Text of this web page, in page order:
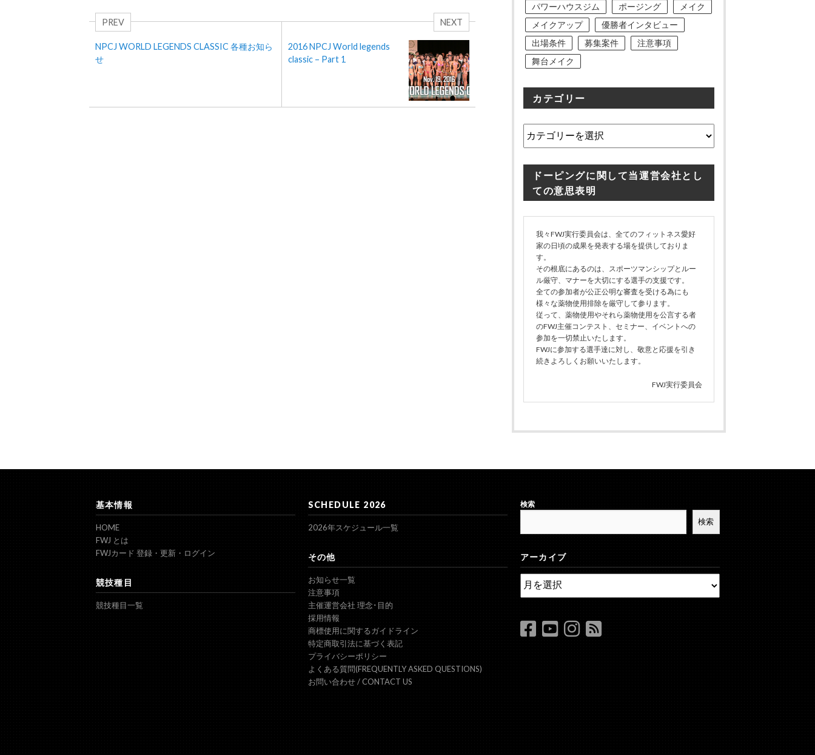
PREV
NPCJ WORLD LEGENDS CLASSIC 各種お知ら
せ
NEXT
2016 NPCJ World legends
classic – Part 1
パワーハウスジム
ポージング
メイク
メイクアップ
優勝者インタビュー
出場条件
募集案件
注意事項
舞台メイク
カテゴリー
テ
リ
ドーピングに関して当運営会社とし
ての意思表明
我々FWJ実行委員会は、全てのフィットネス愛好
家の日頃の成果を発表する場を提供しておりま
す。
その根底にあるのは、スポーツマンシップとルー
ル厳守、マナーを大切にする選手の支援です。
全ての参加者が公正公明な審査を受ける為にも
様々な薬物使用排除を厳守して参ります。
従って、薬物使用やそれら薬物使用を公言する者
のFWJ主催コンテスト、セミナー、イベントへの
参加を一切禁止いたします。
FWJに参加する選手達に対し、敬意と応援を引き
続きよろしくお願いいたします。
FWJ実行委員会
基本情報
HOME
FWJ とは
FWJカード 登録・更新・ログイン
競技種目
競技種目一覧
SCHEDULE 2026
2026年スケジュール一覧
その他
お知らせ一覧
注意事項
主催運営会社 理念･目的
採用情報
商標使用に関するガイドライン
特定商取引法に基づく表記
プライバシーポリシー
よくある質問(FREQUENTLY ASKED QUESTIONS)
お問い合わせ / CONTACT US
検索
検索
アーカイブ
ア
ー
ブ